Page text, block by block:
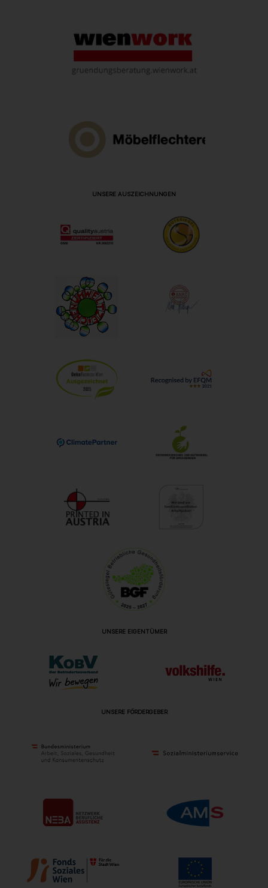
UNSERE AUSZEICHNUNGEN
UNSERE EIGENTÜMER
UNSERE FÖRDERGEBER